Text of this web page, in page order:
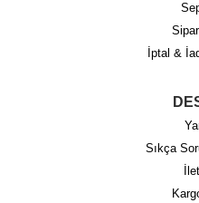
İptal &
Sıkça